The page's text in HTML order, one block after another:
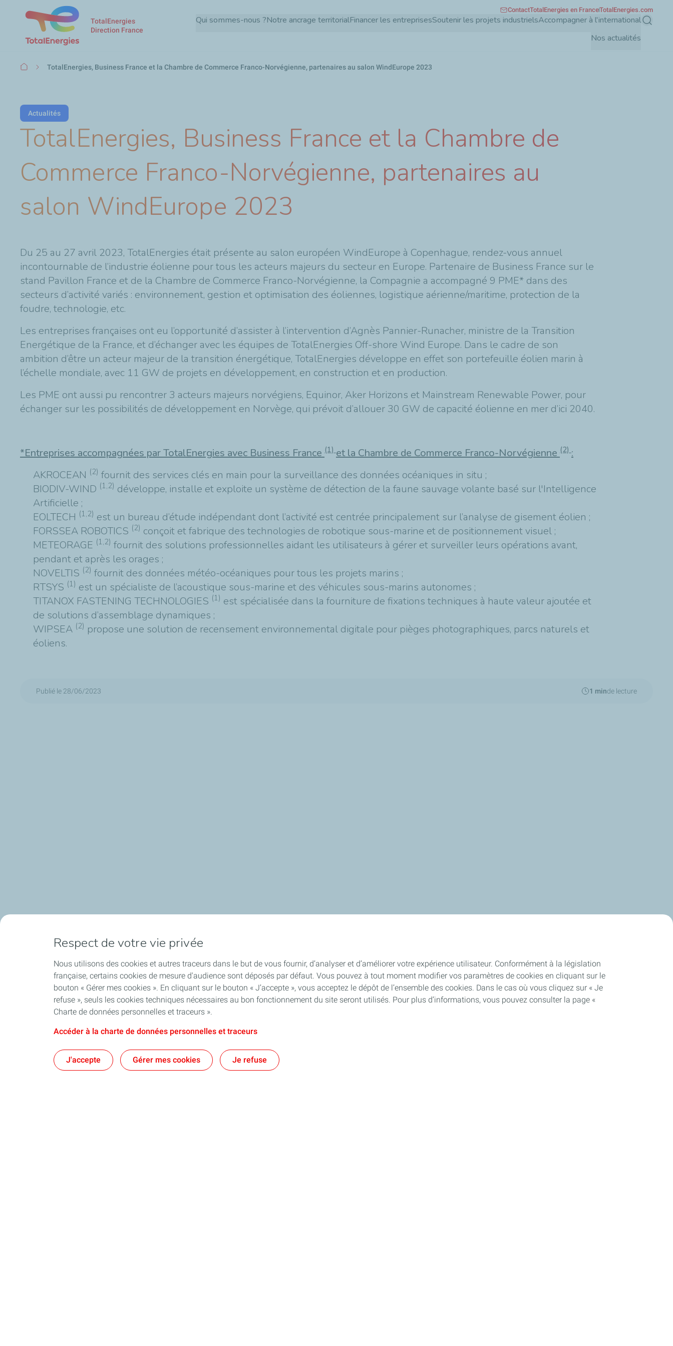
Aller
TotalEnergies
Direction France
Qui sommes-nous ?Notre ancrage territorialFinancer les entreprisesSoutenir les projets industrielsAccompagner à l'international
Nos actualités
ContactTotalEnergies en FranceTotalEnergies.com
Fil
TotalEnergies, Business France et la Chambre de Commerce Franco-Norvégienne, partenaires au salon WindEurope 2023
Actualités
TotalEnergies, Business France et la Chambre de
Commerce Franco-Norvégienne, partenaires au
salon WindEurope 2023
Du 25 au 27 avril 2023, TotalEnergies était présente au salon européen WindEurope à Copenhague, rendez-vous annuel
incontournable de l’industrie éolienne pour tous les acteurs majeurs du secteur en Europe. Partenaire de Business France sur le
stand Pavillon France et de la Chambre de Commerce Franco-Norvégienne, la Compagnie a accompagné 9 PME* dans des
secteurs d’activité variés : environnement, gestion et optimisation des éoliennes, logistique aérienne/maritime, protection de la
foudre, technologie, etc.
Les entreprises françaises ont eu l’opportunité d’assister à l’intervention d’Agnès Pannier-Runacher, ministre de la Transition
Energétique de la France, et d’échanger avec les équipes de TotalEnergies Off-shore Wind Europe. Dans le cadre de son
ambition d’être un acteur majeur de la transition énergétique, TotalEnergies développe en effet son portefeuille éolien marin à
l’échelle mondiale, avec 11 GW de projets en développement, en construction et en production.
Les PME ont aussi pu rencontrer 3 acteurs majeurs norvégiens, Equinor, Aker Horizons et Mainstream Renewable Power, pour
échanger sur les possibilités de développement en Norvège, qui prévoit d’allouer 30 GW de capacité éolienne en mer d’ici 2040.
*Entreprises accompagnées par TotalEnergies avec Business France (1) et la Chambre de Commerce Franco-Norvégienne (2) :
AKROCEAN (2) fournit des services clés en main pour la surveillance des données océaniques in situ ;
BIODIV-WIND (1,2) développe, installe et exploite un système de détection de la faune sauvage volante basé sur l'Intelligence
Artificielle ;
EOLTECH (1,2) est un bureau d’étude indépendant dont l’activité est centrée principalement sur l’analyse de gisement éolien ;
FORSSEA ROBOTICS (2) conçoit et fabrique des technologies de robotique sous-marine et de positionnement visuel ;
METEORAGE (1,2) fournit des solutions professionnelles aidant les utilisateurs à gérer et surveiller leurs opérations avant,
pendant et après les orages ;
NOVELTIS (2) fournit des données météo-océaniques pour tous les projets marins ;
RTSYS (1) est un spécialiste de l’acoustique sous-marine et des véhicules sous-marins autonomes ;
TITANOX FASTENING TECHNOLOGIES (1) est spécialisée dans la fourniture de fixations techniques à haute valeur ajoutée et
de solutions d’assemblage dynamiques ;
WIPSEA (2) propose une solution de recensement environnemental digitale pour pièges photographiques, parcs naturels et
éoliens.
Publié le 28/06/2023 1 minde lecture
Respect de votre vie privée
Nous utilisons des cookies et autres traceurs dans le but de vous fournir, d’analyser et d’améliorer votre expérience utilisateur. Conformément à la législation
française, certains cookies de mesure d'audience sont déposés par défaut. Vous pouvez à tout moment modifier vos paramètres de cookies en cliquant sur le
bouton « Gérer mes cookies ». En cliquant sur le bouton « J’accepte », vous acceptez le dépôt de l’ensemble des cookies. Dans le cas où vous cliquez sur « Je
refuse », seuls les cookies techniques nécessaires au bon fonctionnement du site seront utilisés. Pour plus d’informations, vous pouvez consulter la page «
Charte de données personnelles et traceurs ».
Accéder à la charte de données personnelles et traceurs
J'accepte Gérer mes cookies Je refuse